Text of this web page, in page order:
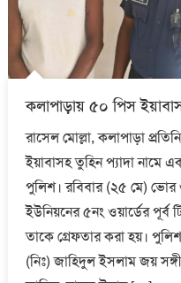
কলাপাড়ায় ৫০ পিস
রাসেল মোল্লা, কলাপাড়া
ইয়াবাসহ তুহিন প্যাদা নামে
পুলিশ। রবিবার (২৫ মে) ভোর
ইউনিয়নের ৫নং ওয়ার্ডের পূর্ব
তাকে গ্রেফতার করা হয়।
(নিঃ) জাহিদুল ইসলাম জয়